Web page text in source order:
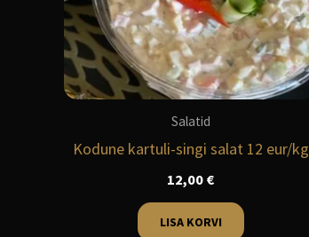
Salatid
Kodune kartuli-singi salat 12 eur/kg
12,00 €
LISA KORVI